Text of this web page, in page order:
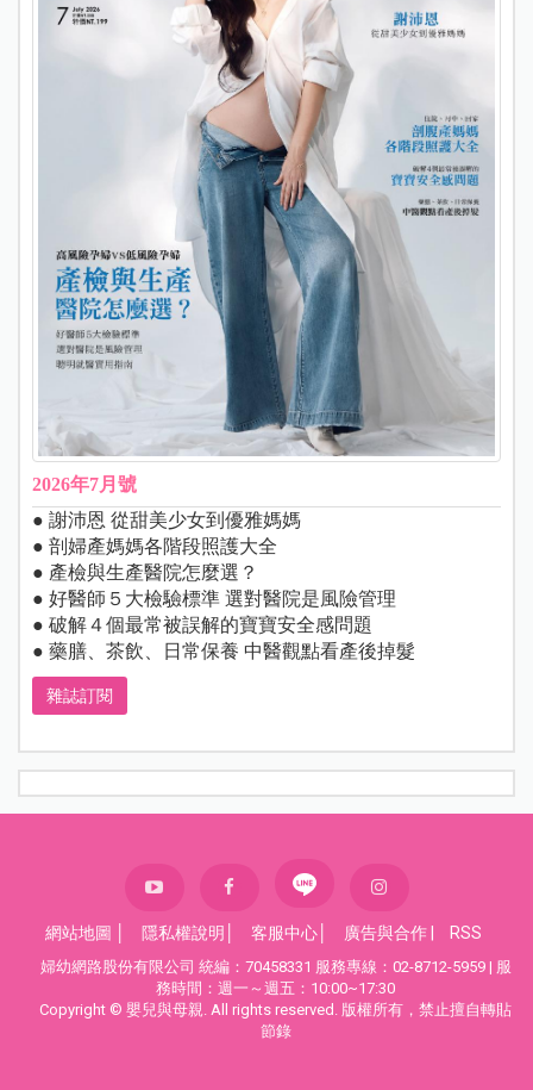
2026年7月號
● 謝沛恩 從甜美少女到優雅媽媽
● 剖婦產媽媽各階段照護大全
● 產檢與生產醫院怎麼選？
● 好醫師５大檢驗標準 選對醫院是風險管理
● 破解４個最常被誤解的寶寶安全感問題
● 藥膳、茶飲、日常保養 中醫觀點看產後掉髮
雜誌訂閱
網站地圖 隱私權說明 客服中心 廣告與合作| RSS
婦幼網路股份有限公司 統編：70458331 服務專線：02-8712-5959 | 服
務時間：週一～週五：10:00~17:30
Copyright © 嬰兒與母親. All rights reserved. 版權所有，禁止擅自轉貼
節錄